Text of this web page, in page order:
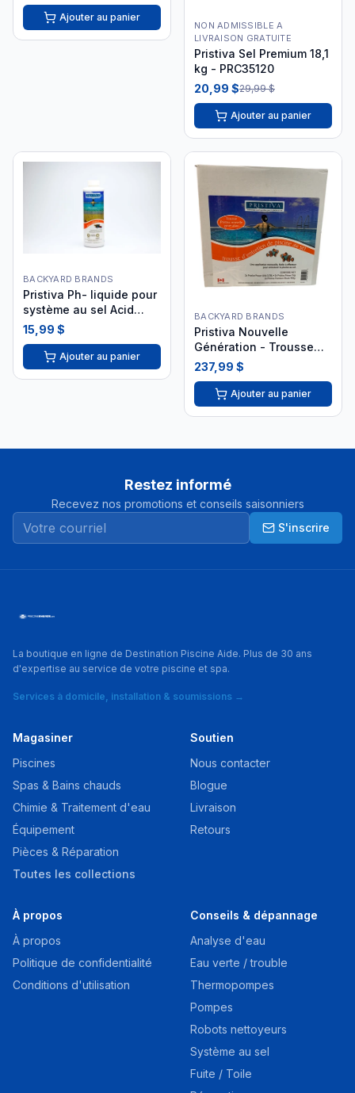
Ajouter au panier
NON ADMISSIBLE A
LIVRAISON GRATUITE
Pristiva Sel Premium 18,1
kg - PRC35120
20,99 $29,99 $
Ajouter au panier
BACKYARD BRANDS
Pristiva Ph- liquide pour
système au sel Acid
Enhance 1 L PRC35154
15,99 $
Ajouter au panier
BACKYARD BRANDS
Pristiva Nouvelle
Génération - Trousse
Mineraluxe Complète
PRC35108
237,99 $
Ajouter au panier
Restez informé
Recevez nos promotions et conseils saisonniers
S'inscrire
La boutique en ligne de Destination Piscine Aide. Plus de 30 ans
d'expertise au service de votre piscine et spa.
Services à domicile, installation & soumissions →
Magasiner
Piscines
Spas & Bains chauds
Chimie & Traitement d'eau
Équipement
Pièces & Réparation
Toutes les collections
Soutien
Nous contacter
Blogue
Livraison
Retours
À propos
À propos
Politique de confidentialité
Conditions d'utilisation
Conseils & dépannage
Analyse d'eau
Eau verte / trouble
Thermopompes
Pompes
Robots nettoyeurs
Système au sel
Fuite / Toile